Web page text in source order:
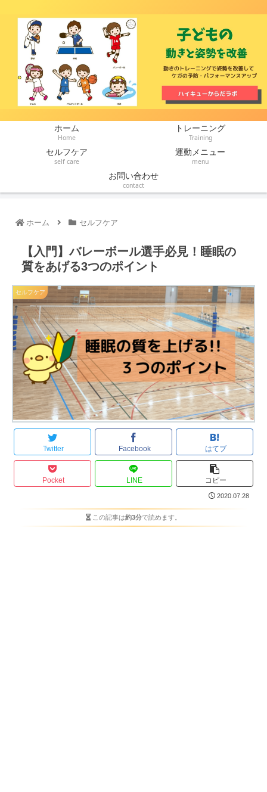
ホーム
Home
トレーニング
Training
セルフケア
self care
運動メニュー
menu
お問い合わせ
contact
ホーム セルフケア
【入門】バレーボール選手必見！睡眠の
質をあげる3つのポイント
セルフケア
Twitter Facebook はてブ
Pocket LINE コピー
2020.07.28
この記事は約3分で読めます。